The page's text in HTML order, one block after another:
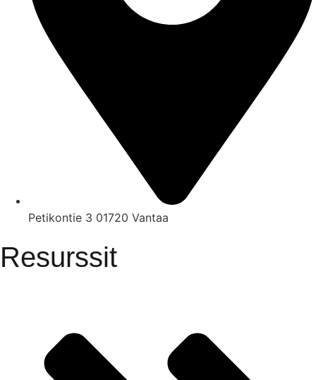
Petikontie 3 01720 Vantaa
Resurssit